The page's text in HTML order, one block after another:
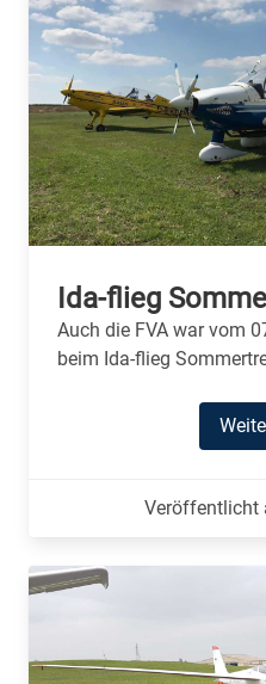
Ida-flieg
Auch die FVA war vom
beim Ida-flieg
Veröffentlicht